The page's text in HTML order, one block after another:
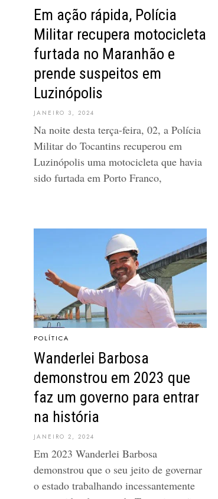
Em ação rápida, Polícia
Militar recupera motocicleta
furtada no Maranhão e
prende suspeitos em
Luzinópolis
JANEIRO 3, 2024
Na noite desta terça-feira, 02, a Polícia
Militar do Tocantins recuperou em
Luzinópolis uma motocicleta que havia
sido furtada em Porto Franco,
POLÍTICA
Wanderlei Barbosa
demonstrou em 2023 que
faz um governo para entrar
na história
JANEIRO 2, 2024
Em 2023 Wanderlei Barbosa
demonstrou que o seu jeito de governar
o estado trabalhando incessantemente